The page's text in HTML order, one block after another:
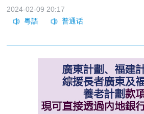
2024-02-09 20:17